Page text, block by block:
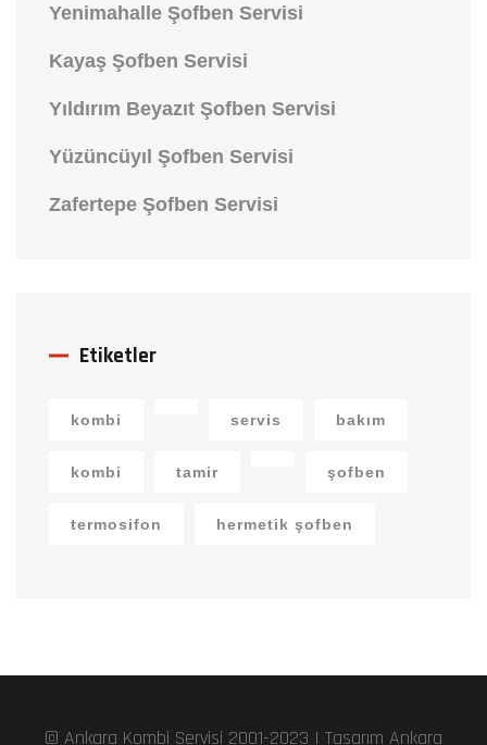
Yenimahalle Şofben Servisi
Kayaş Şofben Servisi
Yıldırım Beyazıt Şofben Servisi
Yüzüncüyıl Şofben Servisi
Zafertepe Şofben Servisi
Etiketler
kombi servis bakım
kombi tamir şofben
termosifon hermetik şofben
© Ankara Kombi Servisi 2001-2023 I Tasarım Ankara